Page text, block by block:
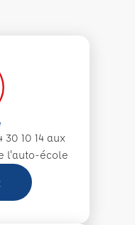
10 14 aux
l'auto-école